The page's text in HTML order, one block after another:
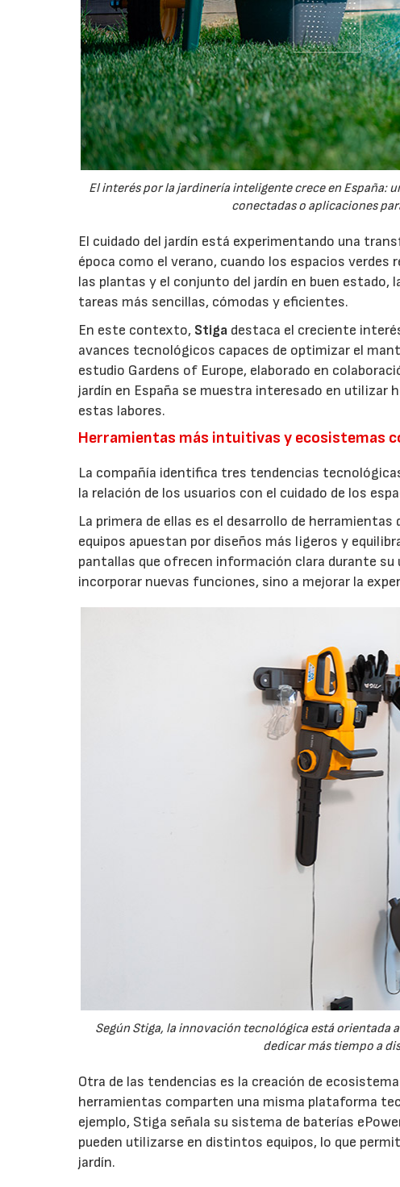
El interés por la jardinería inteligente crece en España:
conectadas o aplicaciones
El cuidado del jardín está experimentando una
época como el verano, cuando los espacios
las plantas y el conjunto del jardín en buen
tareas más sencillas, cómodas y eficientes.
En este contexto, Stiga destaca el creciente
avances tecnológicos capaces de optimizar el
estudio Gardens of Europe, elaborado en
jardín en España se muestra interesado en
estas labores.
Herramientas más intuitivas y ecosistemas
La compañía identifica tres tendencias
la relación de los usuarios con el cuidado de los
La primera de ellas es el desarrollo de
equipos apuestan por diseños más ligeros y
pantallas que ofrecen información clara durante
incorporar nuevas funciones, sino a mejorar la
Según Stiga, la innovación tecnológica está
dedicar más tiempo a
Otra de las tendencias es la creación de
herramientas comparten una misma plataforma
ejemplo, Stiga señala su sistema de baterías
pueden utilizarse en distintos equipos, lo que
jardín.